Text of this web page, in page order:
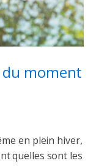
du moment
en plein hiver,
quelles sont les